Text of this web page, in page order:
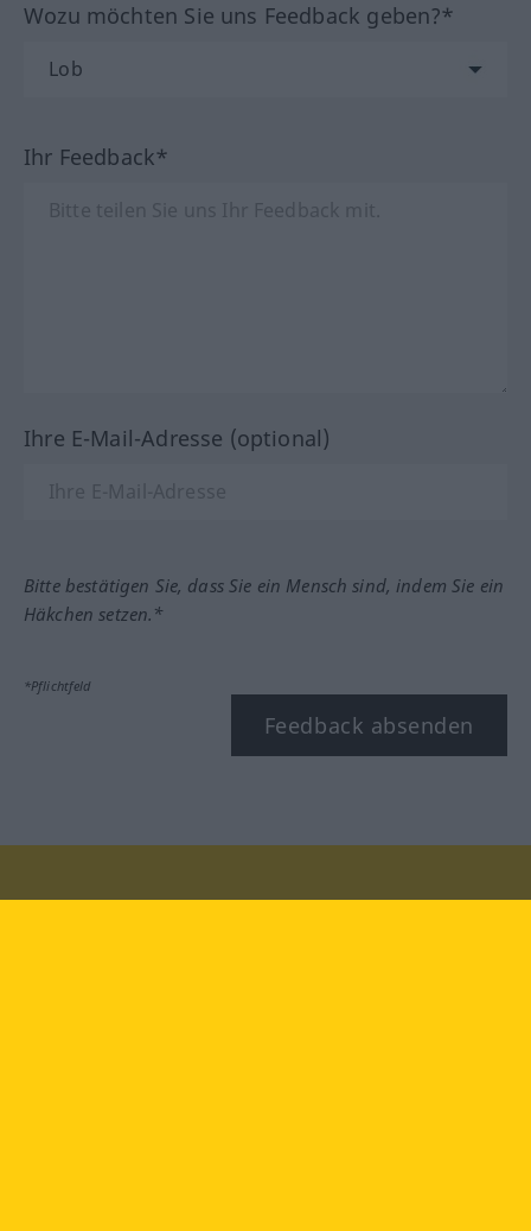
Wozu möchten Sie uns Feedback geben?*
Ihr Feedback*
Ihre E-Mail-Adresse (optional)
Bitte bestätigen Sie, dass Sie ein Mensch sind, indem Sie ein
Häkchen setzen.*
*Pflichtfeld
Feedback absenden